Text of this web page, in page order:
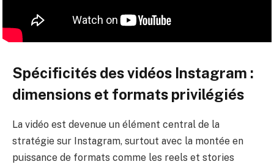
Spécificités des vidéos Instagram :
dimensions et formats privilégiés
La vidéo est devenue un élément central de la
stratégie sur Instagram, surtout avec la montée en
puissance de formats comme les reels et stories